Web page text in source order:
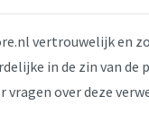
vertrouwelijk en
in de zin van de
over deze